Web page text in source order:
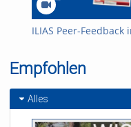
ILIAS Peer-Feedback
Empfohlen
Alles